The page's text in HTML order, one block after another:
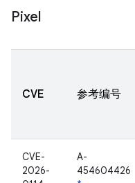
Pixel
CVE 参考编号
CVE-
2026-
A-
454604426